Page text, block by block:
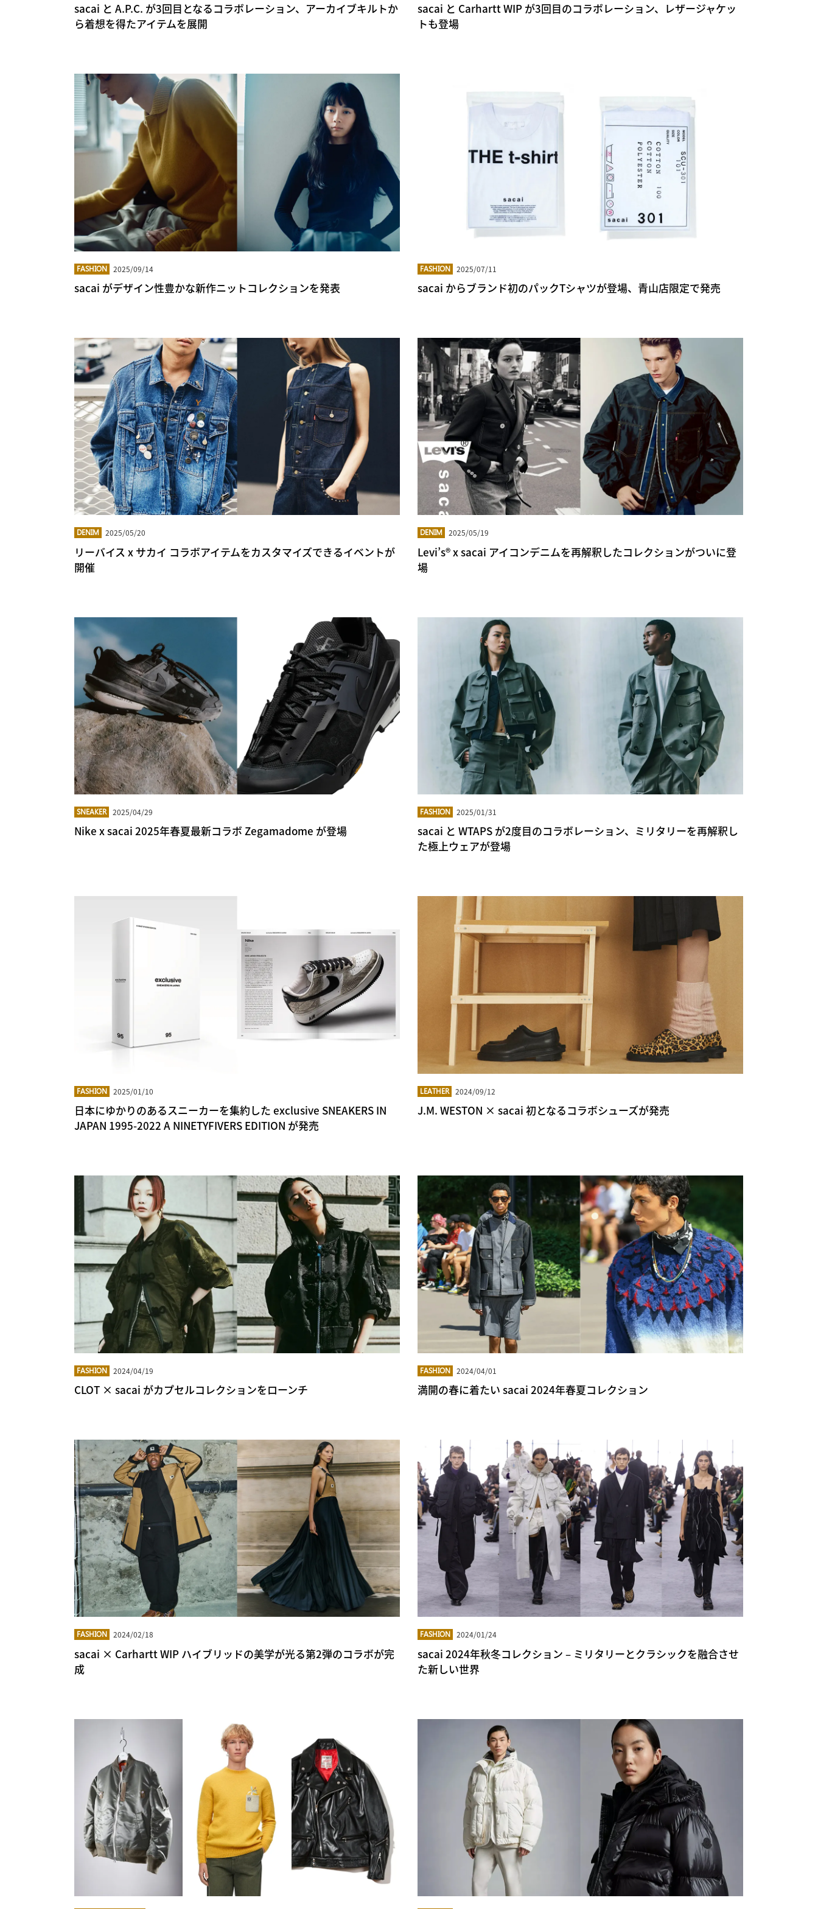
sacai と A.P.C. が3回目となるコラボレーション、アーカイブキルトか
ら着想を得たアイテムを展開
sacai と Carhartt WIP が3回目のコラボレーション、レザージャケッ
トも登場
FASHION 2025/09/14
sacai がデザイン性豊かな新作ニットコレクションを発表
FASHION 2025/07/11
sacai からブランド初のパックTシャツが登場、青山店限定で発売
DENIM 2025/05/20
リーバイス x サカイ コラボアイテムをカスタマイズできるイベントが
開催
DENIM 2025/05/19
Levi’s® x sacai アイコンデニムを再解釈したコレクションがついに登
場
SNEAKER 2025/04/29
Nike x sacai 2025年春夏最新コラボ Zegamadome が登場
FASHION 2025/01/31
sacai と WTAPS が2度目のコラボレーション、ミリタリーを再解釈し
た極上ウェアが登場
FASHION 2025/01/10
日本にゆかりのあるスニーカーを集約した exclusive SNEAKERS IN
JAPAN 1995-2022 A NINETYFIVERS EDITION が発売
LEATHER 2024/09/12
J.M. WESTON × sacai 初となるコラボシューズが発売
FASHION 2024/04/19
CLOT × sacai がカプセルコレクションをローンチ
FASHION 2024/04/01
満開の春に着たい sacai 2024年春夏コレクション
FASHION 2024/02/18
sacai × Carhartt WIP ハイブリッドの美学が光る第2弾のコラボが完
成
FASHION 2024/01/24
sacai 2024年秋冬コレクション – ミリタリーとクラシックを融合させ
た新しい世界